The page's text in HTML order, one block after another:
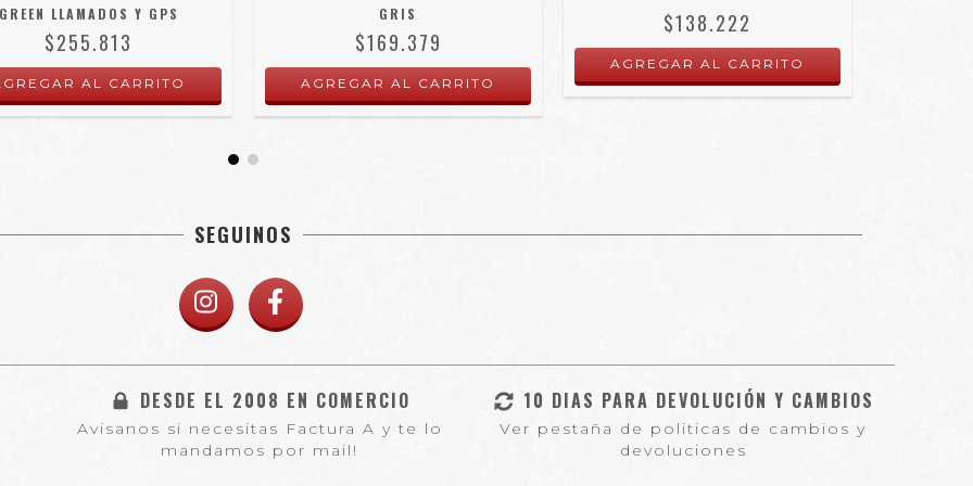
LLAMADOS Y GPS
$255.813
GRIS
$169.379
$138.222
SEGUINOS
DESDE EL 2008 EN COMERCIO
Avisanos si necesitas Factura A y te lo
mandamos por mail!
10 DIAS PARA DEVOLUCIÓN Y CAMBIOS
Ver pestaña de politicas de cambios y
devoluciones